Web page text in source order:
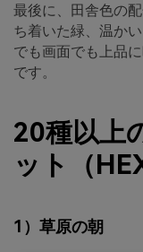
最後に、田舎色の
ち着いた緑、温か
でも画面でも上品
です。
20種以上
ット（
1）草原の朝